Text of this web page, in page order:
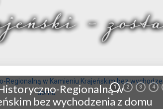
Regionalną w
bez wychodzenia z domu
1 2 3 4